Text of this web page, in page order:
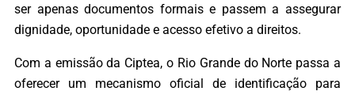
ser apenas documentos formais e passem a assegurar
dignidade, oportunidade e acesso efetivo a direitos.
Com a emissão da Ciptea, o Rio Grande do Norte passa a
oferecer um mecanismo oficial de identificação para